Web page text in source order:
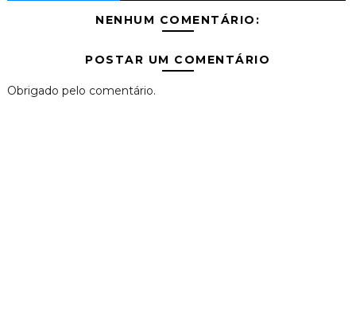
NENHUM COMENTÁRIO:
POSTAR UM COMENTÁRIO
Obrigado pelo comentário.